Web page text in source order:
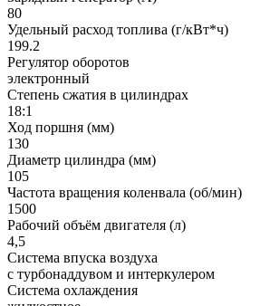
80
Удельный расход топлива (г/кВт*ч)
199.2
Регулятор оборотов
электронный
Степень сжатия в цилиндрах
18:1
Ход поршня (мм)
130
Диаметр цилиндра (мм)
105
Частота вращения коленвала (об/мин)
1500
Рабочий объём двигателя (л)
4,5
Система впуска воздуха
с турбонаддувом и интеркулером
Система охлаждения